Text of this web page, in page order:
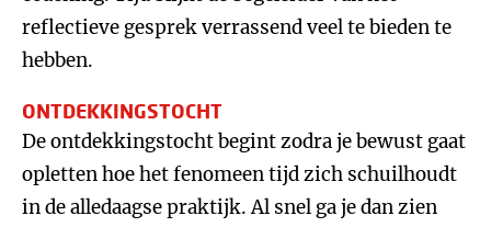
reflectieve gesprek verrassend veel te bieden te
hebben.
ONTDEKKINGSTOCHT
De ontdekkingstocht begint zodra je bewust gaat
opletten hoe het fenomeen tijd zich schuilhoudt
in de alledaagse praktijk. Al snel ga je dan zien